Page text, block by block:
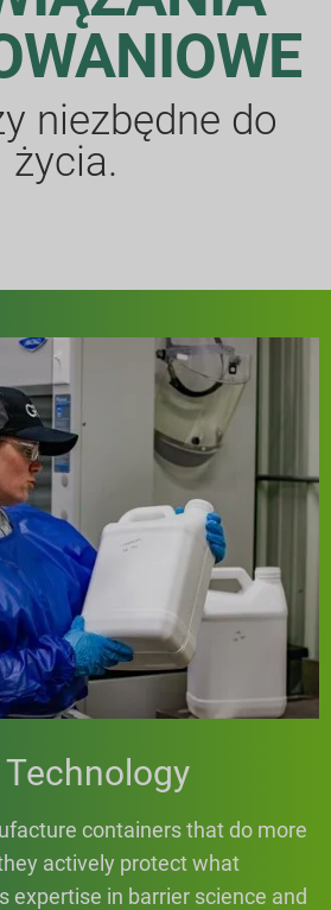
niezbędne do
życia.
containers that do more
actively protect what
expertise in barrier science and